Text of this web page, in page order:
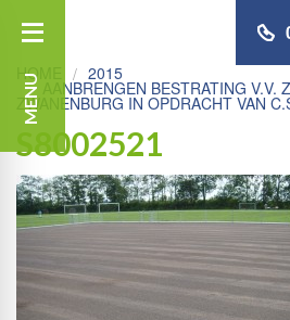
MENU
HOME 2015
AANBRENGEN BESTRATING V.V.
ZWANENBURG IN OPDRACHT VAN
S8002521